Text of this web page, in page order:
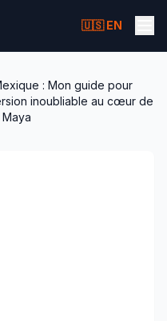
🇺🇸 EN
: Mon guide pour
inoubliable au cœur de